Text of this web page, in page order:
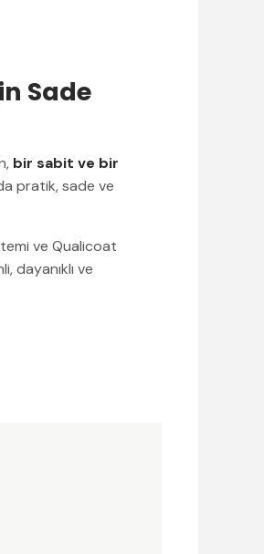
Sade
bir sabit ve bir
pratik, sade ve
ve Qualicoat
dayanıklı ve